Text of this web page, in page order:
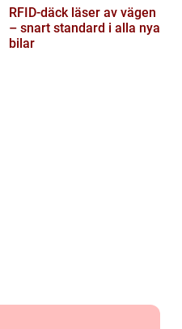
RFID-däck läser av vägen
– snart standard i alla nya
bilar